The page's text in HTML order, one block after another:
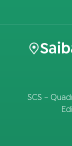
SCS –